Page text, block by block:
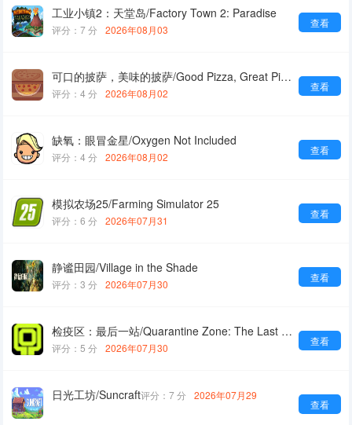
工业小镇2：天堂岛/Factory Town 2: Paradise
查看
评分：7 分 2026年08月03
可口的披萨，美味的披萨/Good Pizza, Great Pizza
查看
评分：4 分 2026年08月02
缺氧：眼冒金星/Oxygen Not Included
查看
评分：4 分 2026年08月02
模拟农场25/Farming Simulator 25
查看
评分：6 分 2026年07月31
静谧田园/Village in the Shade
查看
评分：3 分 2026年07月30
检疫区：最后一站/Quarantine Zone: The Last Check
查看
评分：5 分 2026年07月30
日光工坊/Suncraft
查看
评分：7 分 2026年07月29